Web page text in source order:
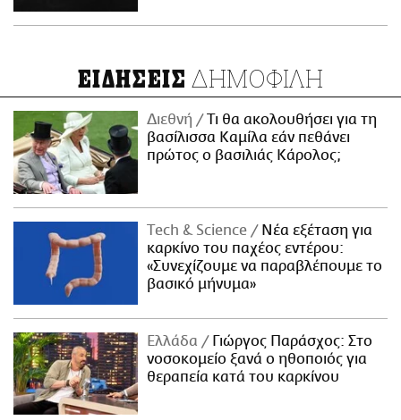
ΕΙΔΗΣΕΙΣ ΔΗΜΟΦΙΛΗ
Διεθνή
Τι θα ακολουθήσει για τη
βασίλισσα Καμίλα εάν πεθάνει
πρώτος ο βασιλιάς Κάρολος;
Τech & Science
Νέα εξέταση για
καρκίνο του παχέος εντέρου:
«Συνεχίζουμε να παραβλέπουμε το
βασικό μήνυμα»
Ελλάδα
Γιώργος Παράσχος: Στο
νοσοκομείο ξανά ο ηθοποιός για
θεραπεία κατά του καρκίνου